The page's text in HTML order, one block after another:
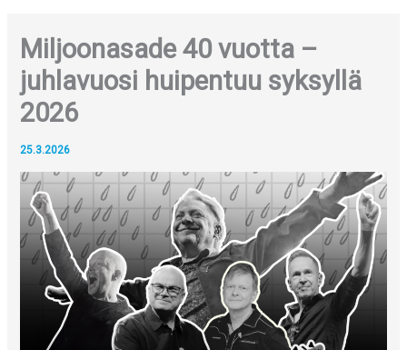
Miljoonasade 40 vuotta –
juhlavuosi huipentuu syksyllä
2026
25.3.2026